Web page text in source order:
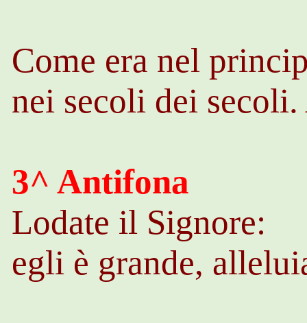
Come era nel
nei secoli dei
3^ Antifona
Lodate il Signore:
egli è grande,